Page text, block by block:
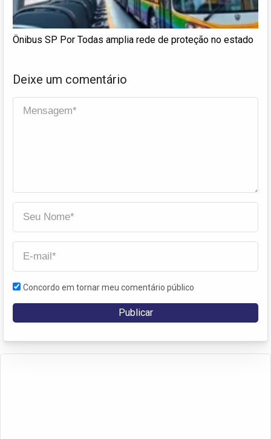
Ônibus SP Por Todas amplia rede de proteção no estado
Deixe um comentário
Concordo em tornar meu comentário público